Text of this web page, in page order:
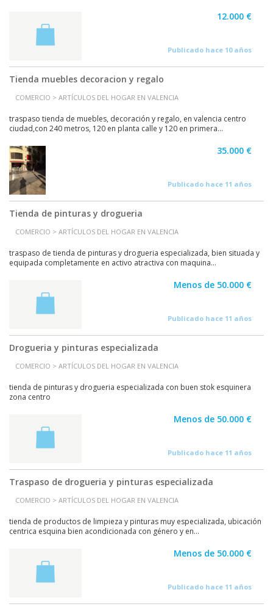
12.000 €
Publicado hace 10 años
Tienda muebles decoracion y regalo
COMERCIO > ARTÍCULOS DEL HOGAR EN VALENCIA
traspaso tienda de muebles, decoración y regalo, en valencia centro
ciudad,con 240 metros, 120 en planta calle y 120 en primera...
35.000 €
Publicado hace 11 años
Tienda de pinturas y drogueria
COMERCIO > ARTÍCULOS DEL HOGAR EN VALENCIA
traspaso de tienda de pinturas y drogueria especializada, bien situada y
equipada completamente en activo atractiva con maquina...
Menos de 50.000 €
Publicado hace 11 años
Drogueria y pinturas especializada
COMERCIO > ARTÍCULOS DEL HOGAR EN VALENCIA
tienda de pinturas y drogueria especializada con buen stok esquinera
zona centro
Menos de 50.000 €
Publicado hace 11 años
Traspaso de drogueria y pinturas especializada
COMERCIO > ARTÍCULOS DEL HOGAR EN VALENCIA
tienda de productos de limpieza y pinturas muy especializada, ubicación
centrica esquina bien acondicionada con género y en...
Menos de 50.000 €
Publicado hace 11 años